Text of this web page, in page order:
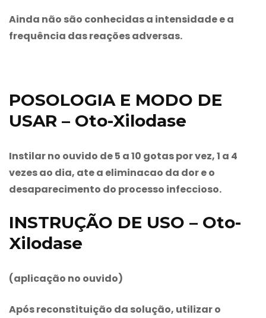
Ainda não são conhecidas a intensidade e a
frequência das reações adversas.
POSOLOGIA E MODO DE
USAR – Oto-Xilodase
Instilar no ouvido de 5 a 10 gotas por vez, 1 a 4
vezes ao dia, ate a eliminacao da dor e o
desaparecimento do processo infeccioso.
INSTRUÇÃO DE USO – Oto-
Xilodase
(aplicação no ouvido)
Após reconstituição da solução, utilizar o